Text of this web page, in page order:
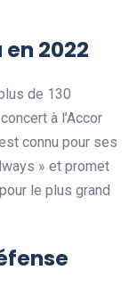
2022
de 130
à l’Accor
connu pour ses
» et promet
le plus grand